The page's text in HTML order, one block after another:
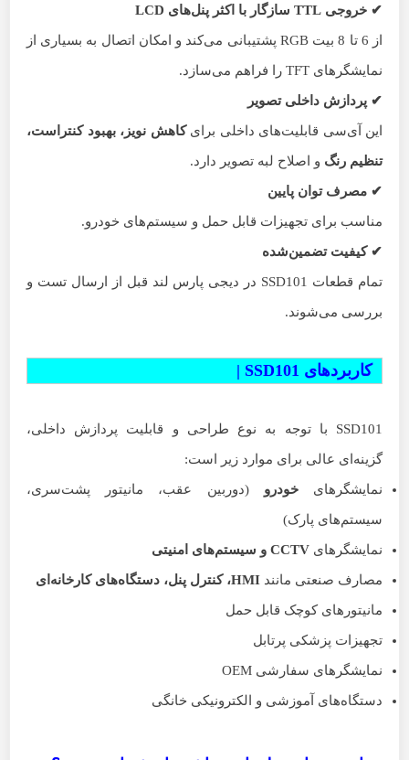
✔ خروجی سازگار با اکثر پنل‌های
از 6 تا 8 بیت RGB پشتیبانی می‌کند و امکان اتصال به بسیاری از
نمایشگرهای TFT را فراهم می‌سازد.
✔ پردازش داخلی تصویر
این آی‌سی قابلیت‌های داخلی برایکاهش نویز، بهبود کنتراست،
تنظیم رنگ و اصلاح لبه تصویر دارد.
✔ مصرف توان پایین
مناسب برای تجهیزات قابل حمل و سیستم‌های خودرو.
✔ کیفیت تضمین‌شده
تمام قطعات SSD101 در دیجی پارس لند قبل از ارسال تست و
بررسی می‌شوند.
کاربردهای SSD101 |
SSD101 با توجه به نوع طراحی و قابلیت پردازش داخلی،
گزینه‌ای عالی برای موارد زیر است:
نمایشگرهایخودرو (دوربین عقب، مانیتور پشت‌سری،
سیستم‌های پارک)
نمایشگرهای CCTV و سیستم‌های امنیتی
مصارف صنعتی مانند HMI، کنترل پنل، دستگاه‌های کارخانه‌ای
مانیتورهای کوچک قابل حمل
تجهیزات پزشکی پرتابل
نمایشگرهای سفارشی OEM
دستگاه‌های آموزشی و الکترونیکی خانگی